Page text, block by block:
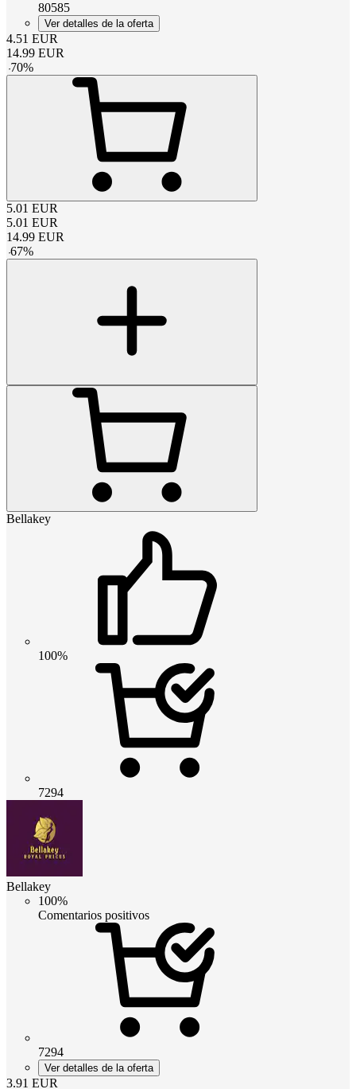
80585
Ver detalles de la oferta
4.51 EUR
14.99 EUR
-70%
5.01 EUR
5.01 EUR
14.99 EUR
-67%
Bellakey
100%
7294
Bellakey
100%
Comentarios positivos
7294
Ver detalles de la oferta
3.91 EUR